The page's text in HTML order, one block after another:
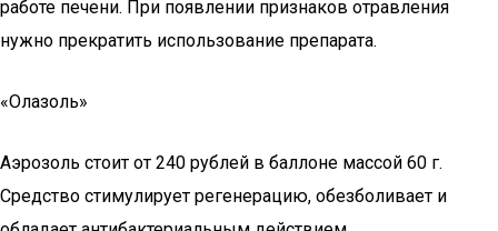
работе печени. При появлении признаков отравления
нужно прекратить использование препарата.
«Олазоль»
Аэрозоль стоит от 240 рублей в баллоне массой 60 г.
Средство стимулирует регенерацию, обезболивает и